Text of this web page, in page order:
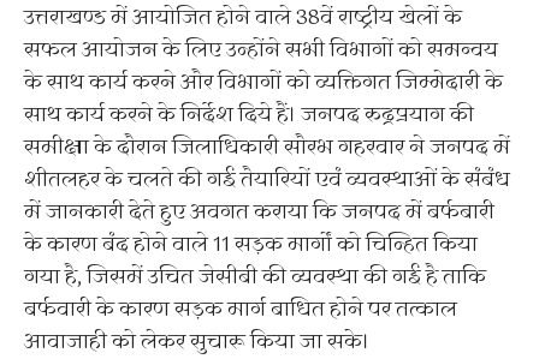
उत्तराखण्ड में आयोजित होने वाले 38वें राष्ट्रीय खेलों के
सफल आयोजन के लिए उन्होंने सभी विभागों को समन्वय
के साथ कार्य करने और विभागों को व्यक्तिगत जिम्मेदारी के
साथ कार्य करने के निर्देश दिये हैं। जनपद रुद्रप्रयाग की
समीक्षा के दौरान जिलाधिकारी सौरभ गहरवार ने जनपद में
शीतलहर के चलते की गई तैयारियों एवं व्यवस्थाओं के संबंध
में जानकारी देते हुए अवगत कराया कि जनपद में बर्फबारी
के कारण बंद होने वाले 11 सड़क मार्गों को चिन्हित किया
गया है, जिसमें उचित जेसीबी की व्यवस्था की गई है ताकि
बर्फवारी के कारण सड़क मार्ग बाधित होने पर तत्काल
आवाजाही को लेकर सुचारू किया जा सके।